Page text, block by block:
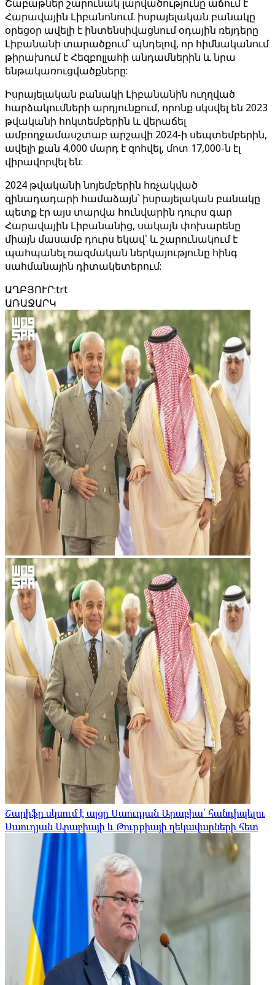
Շաբաթներ շարունակ լարվածությունը աճում է
Հարավային Լիբանոնում. իսրայելական բանակը
օրեցօր ավելի է ինտենսիվացնում օդային ռեյդերը
Լիբանանի տարածքում՝ պնդելով, որ հիմնականում
թիրախում է Հեզբոլլահի անդամներին և նրա
ենթակառուցվածքները:
Իսրայելական բանակի Լիբանանին ուղղված
հարձակումների արդյունքում, որոնք սկսվել են 2023
թվականի հոկտեմբերին և վերաճել
ամբողջամասշտաբ արշավի 2024-ի սեպտեմբերին,
ավելի քան 4,000 մարդ է զոհվել, մոտ 17,000-ն էլ
վիրավորվել են:
2024 թվականի նոյեմբերին հռչակված
զինադադարի համաձայն՝ իսրայելական բանակը
պետք էր այս տարվա հունվարին դուրս գար
Հարավային Լիբանանից, սակայն փոխարենը
միայն մասամբ դուրս եկավ՝ և շարունակում է
պահպանել ռազմական ներկայությունը հինգ
սահմանային դիտակետերում:
ԱՂԲՅՈՒՐ:trt
ԱՌԱՋԱՐԿ
Շարիֆը սկսում է այցը Սաուդյան Արաբիա՝ հանդիպելու
Սաուդյան Արաբիայի և Թուրքիայի ղեկավարների հետ